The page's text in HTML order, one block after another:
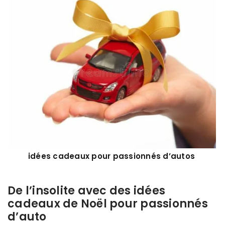
idées cadeaux pour passionnés d’autos
De l’insolite avec des idées
cadeaux de Noël pour passionnés
d’auto